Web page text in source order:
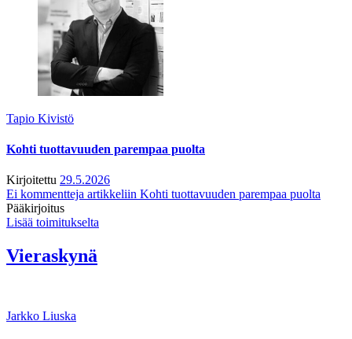
Tapio Kivistö
Kohti tuottavuuden parempaa puolta
Kirjoitettu 29.5.2026
Ei kommentteja artikkeliin Kohti tuottavuuden parempaa puolta
Pääkirjoitus
Lisää toimitukselta
Vieraskynä
Jarkko Liuska